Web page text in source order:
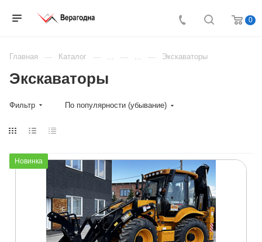
0
Главная Каталог ... ... Экскаваторы
Экскаваторы
Фильтр По популярности (убывание)
Новинка